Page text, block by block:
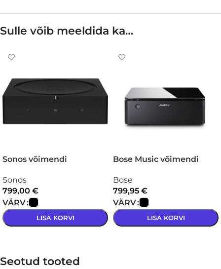
Sulle võib meeldida ka…
Sonos võimendi
Sonos
799,00 €
VÄRV
LISA KORVI
Bose Music võimendi
Bose
799,95 €
VÄRV
LISA KORVI
Seotud tooted